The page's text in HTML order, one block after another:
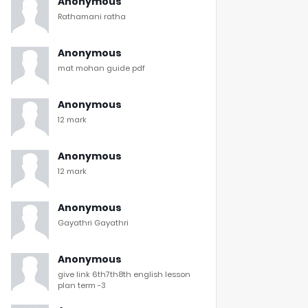
Rathamani ratha
Anonymous
mat mohan guide pdf
Anonymous
12 mark
Anonymous
12 mark
Anonymous
Gayathri Gayathri
Anonymous
give link 6th7th8th english lesson
plan term -3